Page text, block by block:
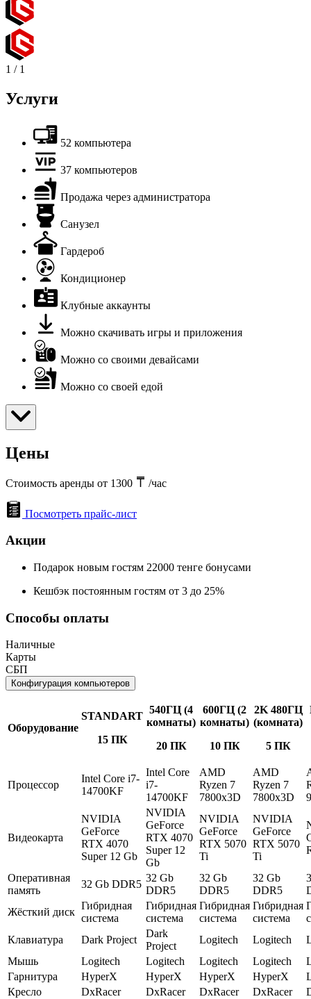
1 / 1
Услуги
52 компьютера
37 компьютеров
Продажа через администратора
Санузел
Гардероб
Кондиционер
Клубные аккаунты
Можно скачивать игры и приложения
Можно со своими девайсами
Можно со своей едой
Цены
Стоимость аренды от 1300 /час
Посмотреть прайс-лист
Акции
Подарок новым гостям 22000 тенге бонусами
Кешбэк постоянным гостям от 3 до 25%
Способы оплаты
Наличные
Карты
СБП
Конфигурация компьютеров
Оборудование
STANDART
15 ПК
540ГЦ (4
комнаты)
20 ПК
600ГЦ (2
комнаты)
10 ПК
2K 480ГЦ
(комната)
5 ПК
Процессор
Intel Core i7-
14700KF
Intel Core
i7-
14700KF
AMD
Ryzen 7
7800x3D
AMD
Ryzen 7
7800x3D
Видеокарта
NVIDIA
GeForce
RTX 4070
Super 12 Gb
NVIDIA
GeForce
RTX 4070
Super 12
Gb
NVIDIA
GeForce
RTX 5070
Ti
NVIDIA
GeForce
RTX 5070
Ti
Оперативная
память
32 Gb DDR5
32 Gb
DDR5
32 Gb
DDR5
32 Gb
DDR5
Жёсткий диск
Гибридная
система
Гибридная
система
Гибридная
система
Гибридная
система
Клавиатура
Dark Project
Dark
Project
Logitech Logitech
Мышь
Logitech Logitech Logitech Logitech
Гарнитура
HyperX HyperX HyperX HyperX
Кресло
DxRacer DxRacer DxRacer DxRacer